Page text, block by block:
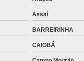
Assaí
BARREIRINHA
CAIOBÁ